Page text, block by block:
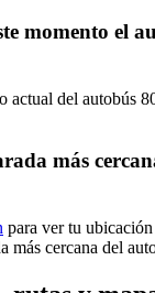
momento el
actual del autobús
más
para ver tu
más cercana del